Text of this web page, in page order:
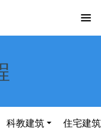
科教建筑 住宅建筑